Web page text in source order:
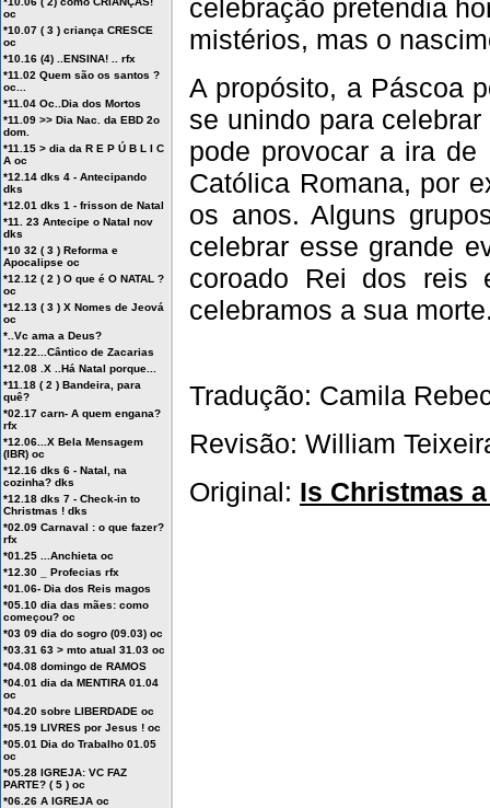
oc
*10.07 ( 3 ) criança CRESCE
oc
*10.16 (4) ..ENSINA! .. rfx
*11.02 Quem são os santos ?
oc...
*11.04 Oc..Dia dos Mortos
*11.09 >> Dia Nac. da EBD 2o
dom.
*11.15 > dia da R E P Ú B L I C
A oc
*12.14 dks 4 - Antecipando
dks
*12.01 dks 1 - frisson de Natal
*11. 23 Antecipe o Natal nov
dks
*10 32 ( 3 ) Reforma e
Apocalipse oc
*12.12 ( 2 ) O que é O NATAL ?
oc
*12.13 ( 3 ) X Nomes de Jeová
oc
*..Vc ama a Deus?
*12.22...Cântico de Zacarias
*12.08 .X ..Há Natal porque...
*11.18 ( 2 ) Bandeira, para
quê?
*02.17 carn- A quem engana?
rfx
*12.06...X Bela Mensagem
(IBR) oc
*12.16 dks 6 - Natal, na
cozinha? dks
*12.18 dks 7 - Check-in to
Christmas ! dks
*02.09 Carnaval : o que fazer?
rfx
*01.25 ...Anchieta oc
*12.30 _ Profecias rfx
*01.06- Dia dos Reis magos
*05.10 dia das mães: como
começou? oc
*03 09 dia do sogro (09.03) oc
*03.31 63 > mto atual 31.03 oc
*04.08 domingo de RAMOS
*04.01 dia da MENTIRA 01.04
oc
*04.20 sobre LIBERDADE oc
*05.19 LIVRES por Jesus ! oc
*05.01 Dia do Trabalho 01.05
oc
*05.28 IGREJA: VC FAZ
PARTE? ( 5 ) oc
*06.26 A IGREJA oc
celebração pretendia
mistérios, mas o
A propósito, a Páscoa
se unindo para
pode provocar a ira
Católica Romana, por
os anos. Alguns
celebrar esse grande
coroado Rei dos reis
celebramos a sua
Tradução: Camila
Revisão: William
Original: Is Christmas